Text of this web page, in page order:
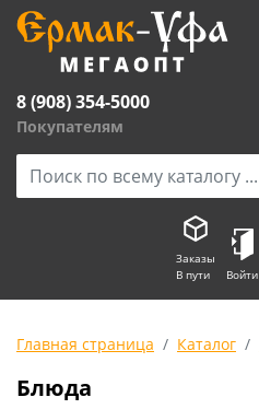
8 (908) 354-5000
Покупателям
Заказы
В пути
Войти
Главная страница Каталог
Блюда